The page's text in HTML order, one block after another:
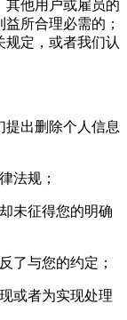
其他用户或雇员的
所合理必需的；
规定，或者我们认
提出删除个人信息
法规；
未征得您的明确
了与您的约定；
或者为实现处理